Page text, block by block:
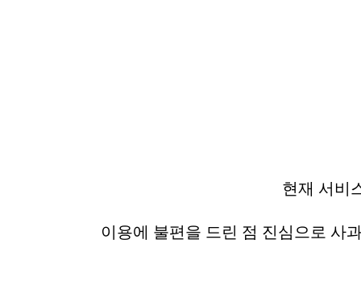
현재 서비
이용에 불편을 드린 점 진심으로 사